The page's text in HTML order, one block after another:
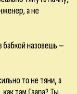
а не
назовешь –
то не тяни, а